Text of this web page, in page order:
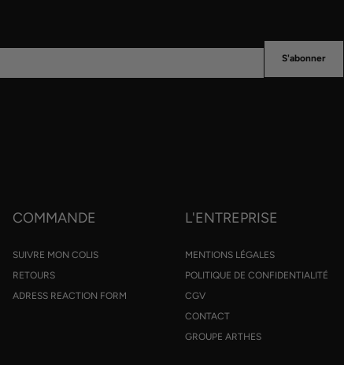
S'abonner
COMMANDE
SUIVRE MON COLIS
RETOURS
ADRESS REACTION FORM
L'ENTREPRISE
MENTIONS LÉGALES
POLITIQUE DE CONFIDENTIALITÉ
CGV
CONTACT
GROUPE ARTHES